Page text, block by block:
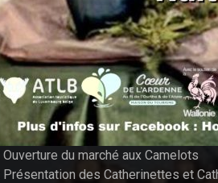
du marché aux Camelots
Présentation des Catherinettes et